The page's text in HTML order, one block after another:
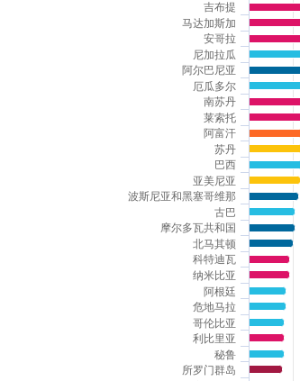
吉布提
马达加斯加
安哥拉
尼加拉瓜
阿尔巴尼亚
厄瓜多尔
南苏丹
莱索托
阿富汗
苏丹
巴西
亚美尼亚
波斯尼亚和黑塞哥维那
古巴
摩尔多瓦共和国
北马其顿
科特迪瓦
纳米比亚
阿根廷
危地马拉
哥伦比亚
利比里亚
秘鲁
所罗门群岛